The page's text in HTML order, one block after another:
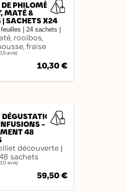
DE PHILOMÈNE |
MATÉ &
| SACHETS X24
| 24 sachets
rooibos,
fraise
10,30 €
DÉGUSTATION
-
48
découverte |
sachets
59,50 €